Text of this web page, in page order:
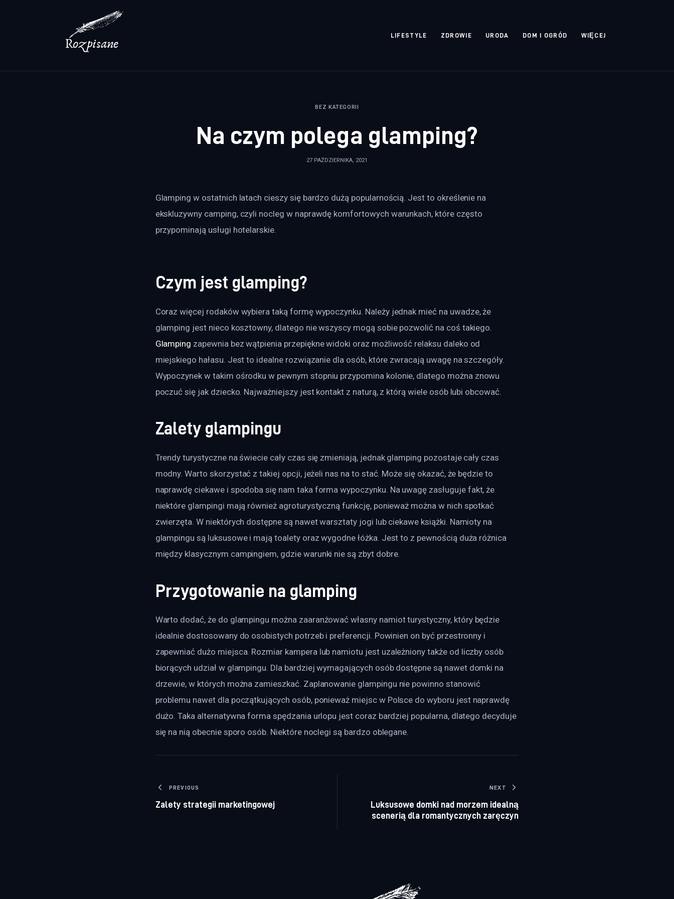
LIFESTYLE ZDROWIE URODA DOM I OGRÓD WIĘCEJ
BEZ KATEGORII
Na czym polega glamping?
27 PAŹDZIERNIKA, 2021
Glamping w ostatnich latach cieszy się bardzo dużą popularnością. Jest to określenie na
ekskluzywny camping, czyli nocleg w naprawdę komfortowych warunkach, które często
przypominają usługi hotelarskie.
Czym jest glamping?
Coraz więcej rodaków wybiera taką formę wypoczynku. Należy jednak mieć na uwadze, że
glamping jest nieco kosztowny, dlatego nie wszyscy mogą sobie pozwolić na coś takiego.
Glamping zapewnia bez wątpienia przepiękne widoki oraz możliwość relaksu daleko od
miejskiego hałasu. Jest to idealne rozwiązanie dla osób, które zwracają uwagę na szczegóły.
Wypoczynek w takim ośrodku w pewnym stopniu przypomina kolonie, dlatego można znowu
poczuć się jak dziecko. Najważniejszy jest kontakt z naturą, z którą wiele osób lubi obcować.
Zalety glampingu
Trendy turystyczne na świecie cały czas się zmieniają, jednak glamping pozostaje cały czas
modny. Warto skorzystać z takiej opcji, jeżeli nas na to stać. Może się okazać, że będzie to
naprawdę ciekawe i spodoba się nam taka forma wypoczynku. Na uwagę zasługuje fakt, że
niektóre glampingi mają również agroturystyczną funkcję, ponieważ można w nich spotkać
zwierzęta. W niektórych dostępne są nawet warsztaty jogi lub ciekawe książki. Namioty na
glampingu są luksusowe i mają toalety oraz wygodne łóżka. Jest to z pewnością duża różnica
między klasycznym campingiem, gdzie warunki nie są zbyt dobre.
Przygotowanie na glamping
Warto dodać, że do glampingu można zaaranżować własny namiot turystyczny, który będzie
idealnie dostosowany do osobistych potrzeb i preferencji. Powinien on być przestronny i
zapewniać dużo miejsca. Rozmiar kampera lub namiotu jest uzależniony także od liczby osób
biorących udział w glampingu. Dla bardziej wymagających osób dostępne są nawet domki na
drzewie, w których można zamieszkać. Zaplanowanie glampingu nie powinno stanowić
problemu nawet dla początkujących osób, ponieważ miejsc w Polsce do wyboru jest naprawdę
dużo. Taka alternatywna forma spędzania urlopu jest coraz bardziej popularna, dlatego decyduje
się na nią obecnie sporo osób. Niektóre noclegi są bardzo oblegane.
Nawigacja wpisu
PREVIOUS
Zalety strategii marketingowej
NEXT
Luksusowe domki nad morzem idealną
scenerią dla romantycznych zaręczyn